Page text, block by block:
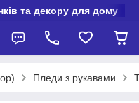
та декору для дому
Пледи з рукавами